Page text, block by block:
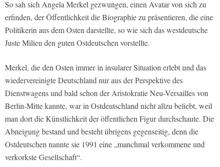
So sah sich Angela Merkel gezwungen, einen Avatar von sich zu
erfinden, der Öffentlichkeit die Biographie zu präsentieren, die eine
Politikerin aus dem Osten darstellte, so wie sich das westdeutsche
Juste Milieu den guten Ostdeutschen vorstellte.
Merkel, die den Osten immer in insularer Situation erlebt und das
wiedervereinigte Deutschland nur aus der Perspektive des
Dienstwagens und bald schon der Aristokratie Neu-Versailles von
Berlin-Mitte kannte, war in Ostdeutschland nicht allzu beliebt, weil
man dort die Künstlichkeit der öffentlichen Figur durchschaute. Die
Abneigung bestand und besteht übrigens gegenseitig, denn die
Ostdeutschen nannte sie 1991 eine „manchmal verkommene und
verkorkste Gesellschaft“.